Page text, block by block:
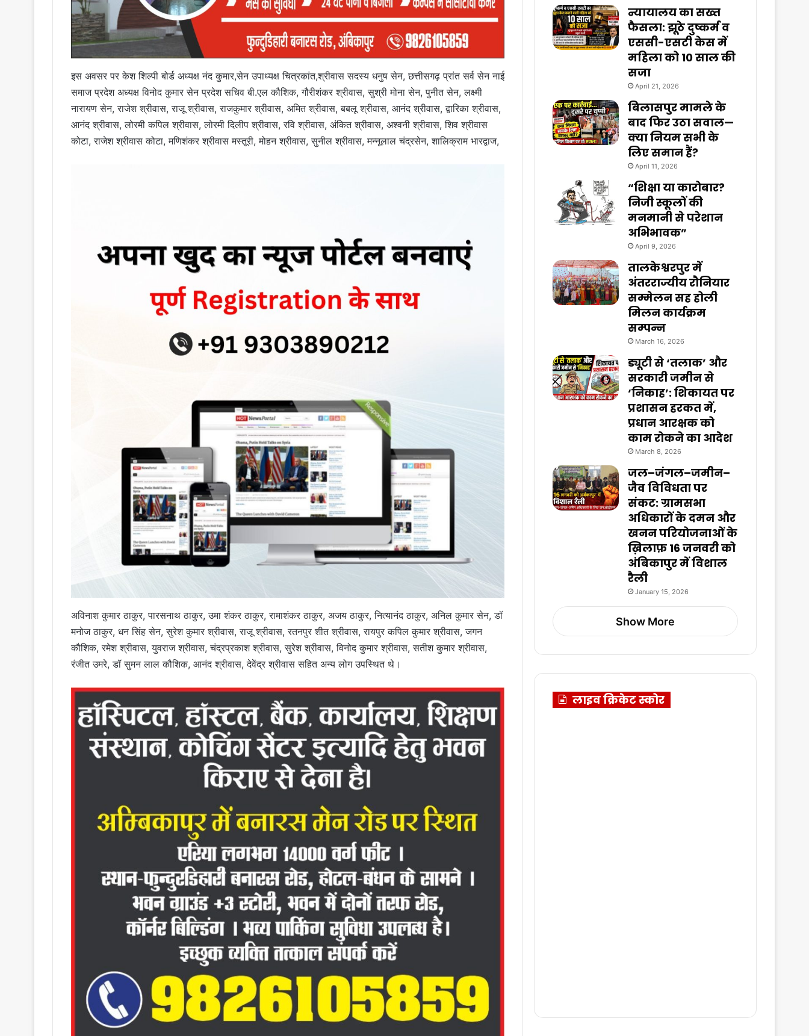
इस अवसर पर केश शिल्पी बोर्ड अध्यक्ष नंद कुमार,सेन उपाध्यक्ष चित्रकांत,श्रीवास सदस्य धनुष सेन, छत्तीसगढ़ प्रांत सर्व सेन नाई
समाज प्रदेश अध्यक्ष विनोद कुमार सेन प्रदेश सचिव बी.एल कौशिक, गौरीशंकर श्रीवास, सुश्री मोना सेन, पुनीत सेन, लक्ष्मी
नारायण सेन, राजेश श्रीवास, राजू श्रीवास, राजकुमार श्रीवास, अमित श्रीवास, बबलू श्रीवास, आनंद श्रीवास, द्वारिका श्रीवास,
आनंद श्रीवास, लोरमी कपिल श्रीवास, लोरमी दिलीप श्रीवास, रवि श्रीवास, अंकित श्रीवास, अश्वनी श्रीवास, शिव श्रीवास
कोटा, राजेश श्रीवास कोटा, मणिशंकर श्रीवास मस्तूरी, मोहन श्रीवास, सुनील श्रीवास, मन्नूलाल चंद्रसेन, शालिक्राम भारद्वाज,
अविनाश कुमार ठाकुर, पारसनाथ ठाकुर, उमा शंकर ठाकुर, रामाशंकर ठाकुर, अजय ठाकुर, नित्यानंद ठाकुर, अनिल कुमार सेन, डॉ
मनोज ठाकुर, धन सिंह सेन, सुरेश कुमार श्रीवास, राजू श्रीवास, रतनपुर शीत श्रीवास, रायपुर कपिल कुमार श्रीवास, जगन
कौशिक, रमेश श्रीवास, युवराज श्रीवास, चंद्रप्रकाश श्रीवास, सुरेश श्रीवास, विनोद कुमार श्रीवास, सतीश कुमार श्रीवास,
रंजीत उमरे, डॉ सुमन लाल कौशिक, आनंद श्रीवास, देवेंद्र श्रीवास सहित अन्य लोग उपस्थित थे।
न्यायालय का सख्त
फैसला: झूठे दुष्कर्म व
एससी-एसटी केस में
महिला को 10 साल की
सजा
April 21, 2026
बिलासपुर मामले के
बाद फिर उठा सवाल—
क्या नियम सभी के
लिए समान हैं?
April 11, 2026
“शिक्षा या कारोबार?
निजी स्कूलों की
मनमानी से परेशान
अभिभावक”
April 9, 2026
तालकेश्वरपुर में
अंतरराज्यीय रौनियार
सम्मेलन सह होली
मिलन कार्यक्रम
सम्पन्न
March 16, 2026
ड्यूटी से ‘तलाक’ और
सरकारी जमीन से
‘निकाह’: शिकायत पर
प्रशासन हरकत में,
प्रधान आरक्षक को
काम रोकने का आदेश
March 8, 2026
जल–जंगल–जमीन–
जैव विविधता पर
संकट: ग्रामसभा
अधिकारों के दमन और
खनन परियोजनाओं के
ख़िलाफ़ 16 जनवरी को
अंबिकापुर में विशाल
रैली
January 15, 2026
Show More
लाइव क्रिकेट स्कोर